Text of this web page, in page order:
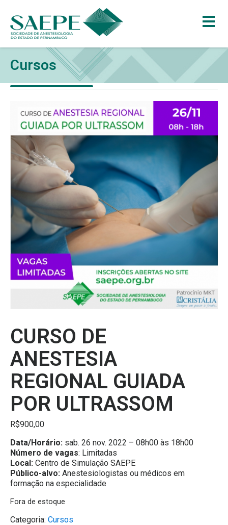
Cursos
CURSO DE
ANESTESIA
REGIONAL GUIADA
POR ULTRASSOM
R$900,00
Data/Horário: sab. 26 nov. 2022 – 08h00 às 18h00
Número de vagas: Limitadas
Local: Centro de Simulação SAEPE
Público-alvo: Anestesiologistas ou médicos em
formação na especialidade
Fora de estoque
Categoria: Cursos